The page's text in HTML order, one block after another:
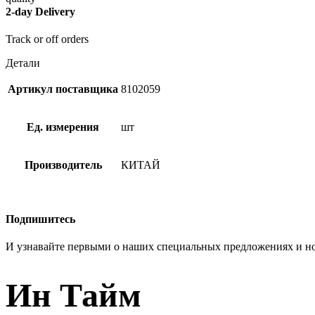
2-day Delivery
Track or off orders
Детали
Артикул поставщика 8102059
Ед. измерения шт
Производитель КИТАЙ
Подпишитесь
И узнавайте первыми о наших специальных предложениях и
Ин Тайм